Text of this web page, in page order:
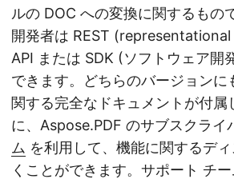
ルの DOC への変換に関するもの
開発者は REST
API または SDK (ソフトウェア開
できます。どちらのバージョンに
関する完全なドキュメントが付属
に、Aspose.PDF のサブスクライ
ム を利用して、機能に関するデ
くことができます。サポート チ